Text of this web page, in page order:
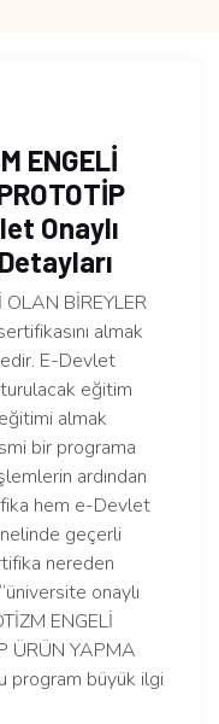
ENGELİ
Onaylı
OLAN BİREYLER
almak
E-Devlet
eğitim
almak
bir programa
ardından
hem e-Devlet
geçerli
nereden
onaylı
ENGELİ
ÜRÜN YAPMA
program büyük ilgi